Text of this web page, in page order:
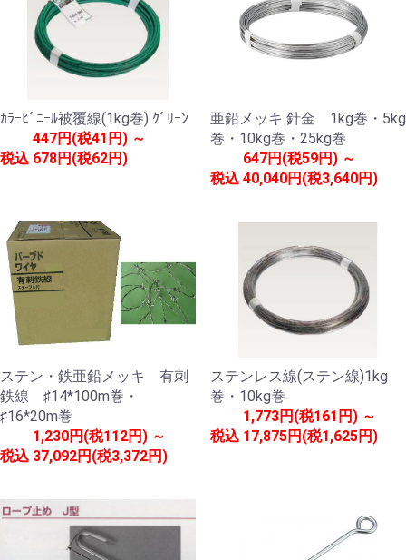
ｶﾗｰﾋﾞﾆｰﾙ被覆線(1kg巻) ｸﾞﾘｰﾝ
税込
447円(税41円) ～
678円(税62円)
亜鉛メッキ 針金 1kg巻・5kg
巻・10kg巻・25kg巻
税込
647円(税59円) ～
40,040円(税3,640円)
ステン・鉄亜鉛メッキ 有刺
鉄線 ♯14*100m巻・
♯16*20m巻
税込
1,230円(税112円) ～
37,092円(税3,372円)
ステンレス線(ステン線)1kg
巻・10kg巻
税込
1,773円(税161円) ～
17,875円(税1,625円)